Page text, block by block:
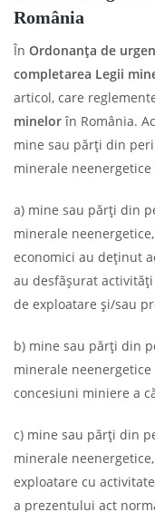
România
În Ordonanţa de
completarea Legii
articol, care
minelorîn România.
mine sau părţi din
minerale
a) mine sau părţi din
minerale
economici au deţinut
au desfăşurat
de exploatare şi/sau
b) mine sau părţi din
minerale
concesiuni miniere a
c) mine sau părţi din
minerale
exploatare cu
a prezentului act